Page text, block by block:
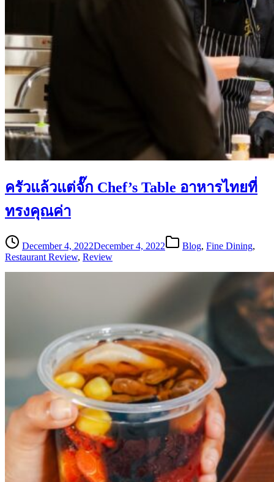
ครัวแล้วแต่จั๊ก Chef’s Table อาหารไทยที่
ทรงคุณค่า
December 4, 2022December 4, 2022 Blog, Fine Dining,
Restaurant Review, Review